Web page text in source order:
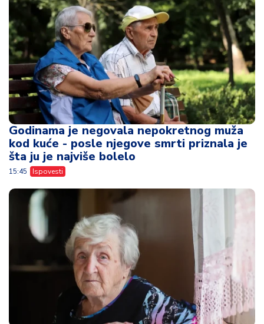
Godinama je negovala nepokretnog muža
kod kuće - posle njegove smrti priznala je
šta ju je najviše bolelo
15:45 Ispovesti